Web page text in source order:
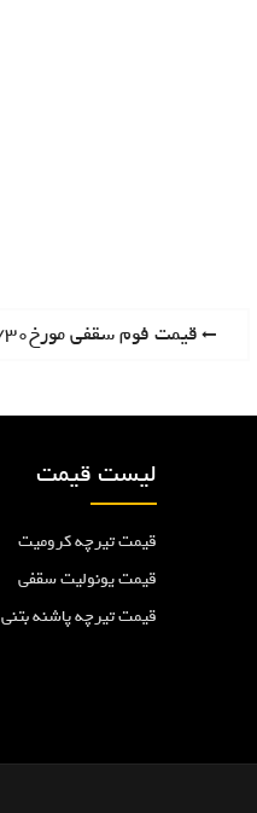
P
v
قیمت فوم سقفی مورخ۰۱/۰۱/۳۰
لیست قیمت
قیمت تیرچه کرومیت
قیمت یونولیت سقفی
قیمت تیرچه پاشنه بتنی